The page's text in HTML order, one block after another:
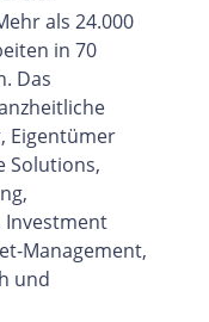
als 24.000
in 70
Das
Eigentümer
Solutions,
Investment
Management,
und